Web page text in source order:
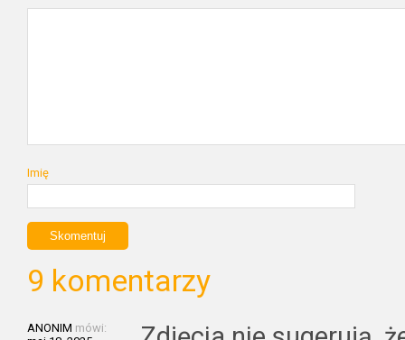
Imię
9 komentarzy
ANONIM mówi: